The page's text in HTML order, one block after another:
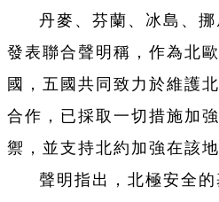
丹麥、芬蘭、冰島、
發表聯合聲明稱，作為北
國，五國共同致力於維護
合作，已採取一切措施加
禦，並支持北約加強在該
聲明指出，北極安全